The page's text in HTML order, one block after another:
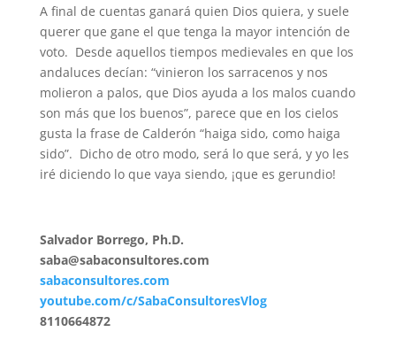
A final de cuentas ganará quien Dios quiera, y suele
querer que gane el que tenga la mayor intención de
voto. Desde aquellos tiempos medievales en que los
andaluces decían: “vinieron los sarracenos y nos
molieron a palos, que Dios ayuda a los malos cuando
son más que los buenos”, parece que en los cielos
gusta la frase de Calderón “haiga sido, como haiga
sido”. Dicho de otro modo, será lo que será, y yo les
iré diciendo lo que vaya siendo, ¡que es gerundio!
Salvador Borrego, Ph.D.
saba@sabaconsultores.com
sabaconsultores.com
youtube.com/c/SabaConsultoresVlog
8110664872